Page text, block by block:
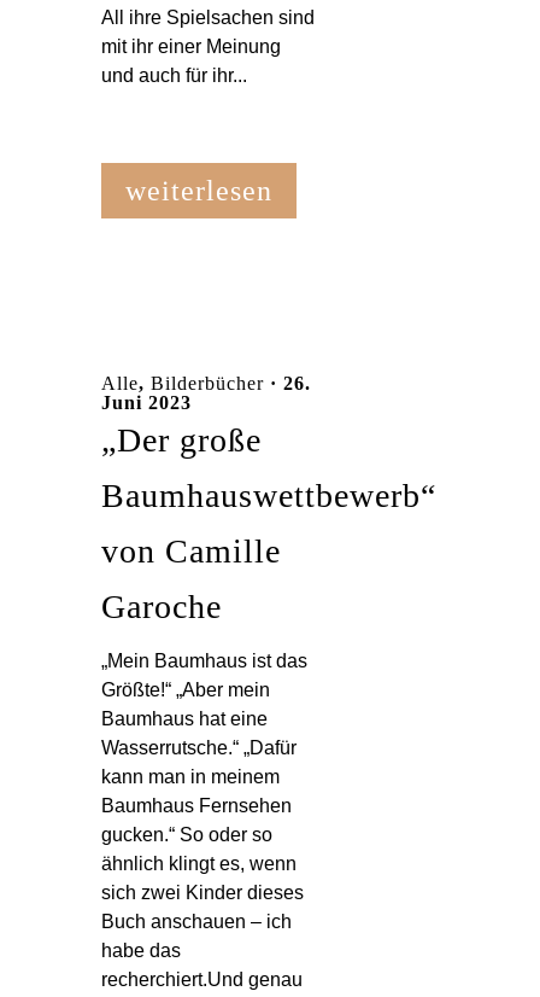
All ihre Spielsachen sind
mit ihr einer Meinung
und auch für ihr...
weiterlesen
Alle, Bilderbücher · 26.
Juni 2023
„Der große
Baumhauswettbewerb“
von Camille
Garoche
„Mein Baumhaus ist das
Größte!“ „Aber mein
Baumhaus hat eine
Wasserrutsche.“ „Dafür
kann man in meinem
Baumhaus Fernsehen
gucken.“ So oder so
ähnlich klingt es, wenn
sich zwei Kinder dieses
Buch anschauen – ich
habe das
recherchiert.Und genau